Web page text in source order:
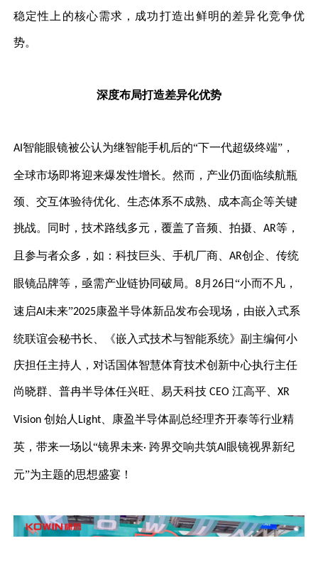
稳定性上的核心需求，成功打造出鲜明的差异化竞争优
势。
深度布局打造差异化优势
AI 智能眼镜被公认为继智能手机后的“下一代超级终端”，
全球市场即将迎来爆发性增长。然而，产业仍面临续航瓶
颈、交互体验待优化、生态体系不成熟、成本高企等关键
挑战。同时，技术路线多元，覆盖了音频、拍摄、AR等，
且参与者众多，如：科技巨头、手机厂商、AR创企、传统
眼镜品牌等，亟需产业链协同破局。8月 26日“小而不凡，
速启AI未来”2025康盈半导体新品发布会现场，由嵌入式系
统联谊会秘书长、《嵌入式技术与智能系统》副主编何小
庆担任主持人，对话国体智慧体育技术创新中心执行主任
尚晓群、普冉半导体任兴旺、易天科技CEO江高平、XR
Vision创始人 Light 、康盈半导体副总经理齐开泰等行业精
英，带来一场以“镜界未来· 跨界交响共筑AI 眼镜视界新纪
元”为主题的思想盛宴！